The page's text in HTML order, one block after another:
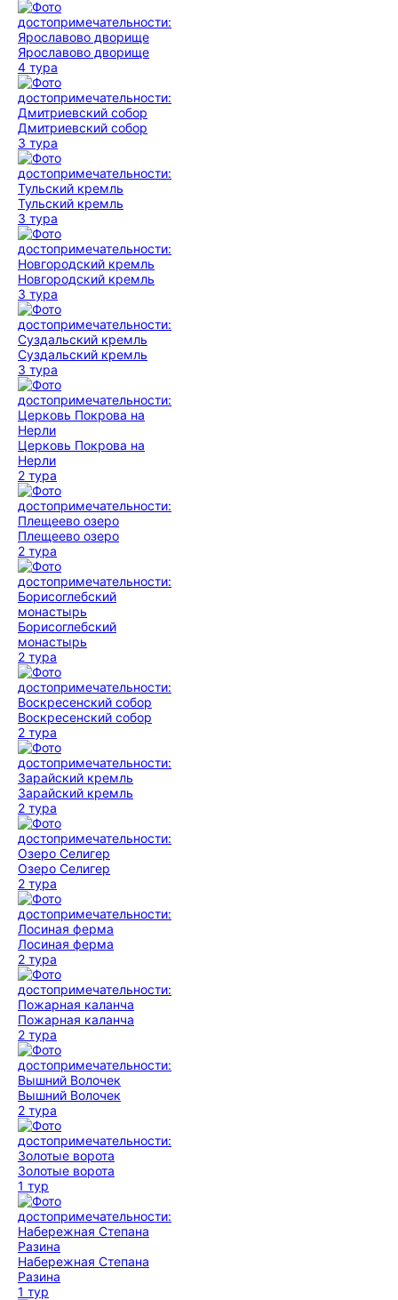
Ярославово дворище
4 тура
Дмитриевский собор
3 тура
Тульский кремль
3 тура
Новгородский кремль
3 тура
Суздальский кремль
3 тура
Церковь Покрова на
Нерли
2 тура
Плещеево озеро
2 тура
Борисоглебский
монастырь
2 тура
Воскресенский собор
2 тура
Зарайский кремль
2 тура
Озеро Селигер
2 тура
Лосиная ферма
2 тура
Пожарная каланча
2 тура
Вышний Волочек
2 тура
Золотые ворота
1 тур
Набережная Степана
Разина
1 тур